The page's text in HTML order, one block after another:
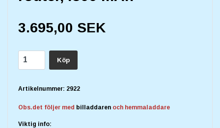
3.695,00 SEK
Köp
Artikelnummer: 2922
Obs.det följer med billaddaren och hemmaladdare
Viktig info: